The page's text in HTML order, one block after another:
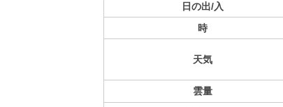
日の出/入
時
天気
雲量